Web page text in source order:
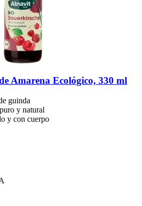
Amarena Ecológico, 330 ml
guinda
y natural
y con cuerpo